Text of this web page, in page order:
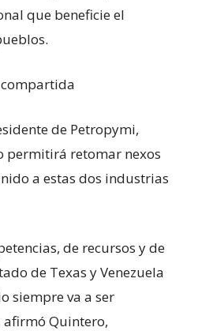
que beneficie el
de Petropymi,
permitirá retomar nexos
a estas dos industrias
de recursos y de
de Texas y Venezuela
siempre va a ser
Quintero,